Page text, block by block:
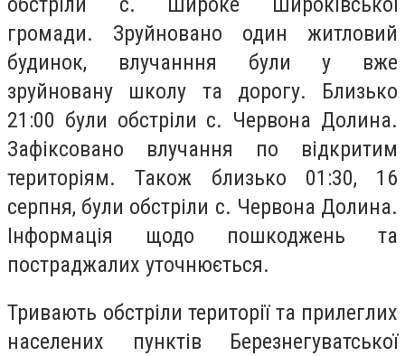
громади. Зруйновано один житловий
будинок, влучанння були у вже
зруйновану школу та дорогу. Близько
21:00 були обстріли с. Червона Долина.
Зафіксовано влучання по відкритим
територіям. Також близько 01:30, 16
серпня, були обстріли с. Червона Долина.
Інформація щодо пошкоджень та
постраджалих уточнюється.
Тривають обстріли території та прилеглих
населених пунктів Березнегуватської